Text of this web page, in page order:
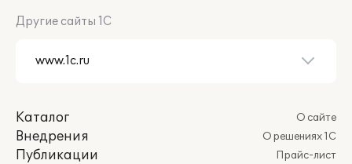
Другие сайты 1С
Каталог
Внедрения
Публикации
О сайте
О решениях 1С
Прайс-лист